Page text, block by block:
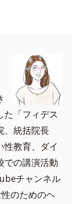
た「フィデス
、統括院長
性教育、ダイ
での講演活動
チャンネル
のためのヘ